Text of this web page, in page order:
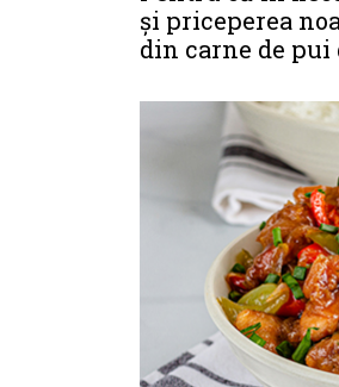
și priceperea
din carne de pui